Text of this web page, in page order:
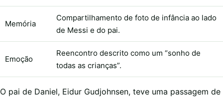
Memória
Compartilhamento de foto de infância ao lado
de Messi e do pai.
Emoção
Reencontro descrito como um “sonho de
todas as crianças”.
O pai de Daniel, Eidur Gudjohnsen, teve uma passagem de